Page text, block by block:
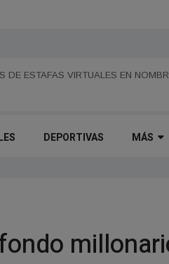
ESTE DOMINGO SUS 115 AÑOS
DEPORTIVAS MÁS